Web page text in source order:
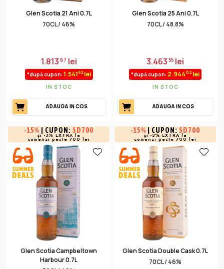
Glen Scotia 21 Ani 0.7L
70CL / 46%
1.81367 lei
*după cupon: 1.54162lei
IN STOC
ADAUGA IN COS
Glen Scotia 25 Ani 0.7L
70CL / 48.8%
3.46355 lei
*după cupon: 2.94402 lei
IN STOC
ADAUGA IN COS
-15% | CUPON: SD700
și -3% EXTRA la
comenzi peste 700 lei
Glen Scotia Campbeltown
Harbour 0.7L
-15% | CUPON: SD700
și -3% EXTRA la
comenzi peste 700 lei
Glen Scotia Double Cask 0.7L
70CL / 46%